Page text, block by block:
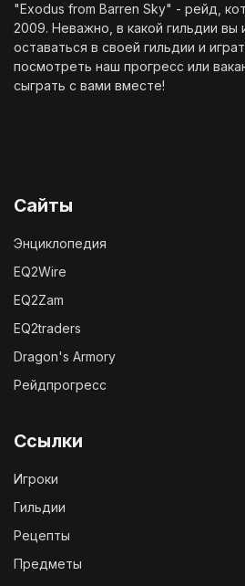
"Exodus from Barren Sky" - рейд,
2009. Неважно, в какой гильдии
оставаться в своей гильдии и
посмотреть наш прогресс или
сыграть с вами вместе!
Сайты
Энциклопедия
EQ2Wire
EQ2Zam
EQ2traders
Dragon's Armory
Рейдпрогресс
Ссылки
Игроки
Гильдии
Рецепты
Предметы